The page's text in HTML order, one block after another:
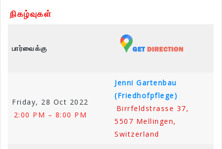
நிகழ்வுகள்
பார்வைக்கு
Friday, 28 Oct 2022
2:00 PM – 8:00 PM
Jenni Gartenbau
(Friedhofpflege)
Birrfeldstrasse 37,
5507 Mellingen,
Switzerland